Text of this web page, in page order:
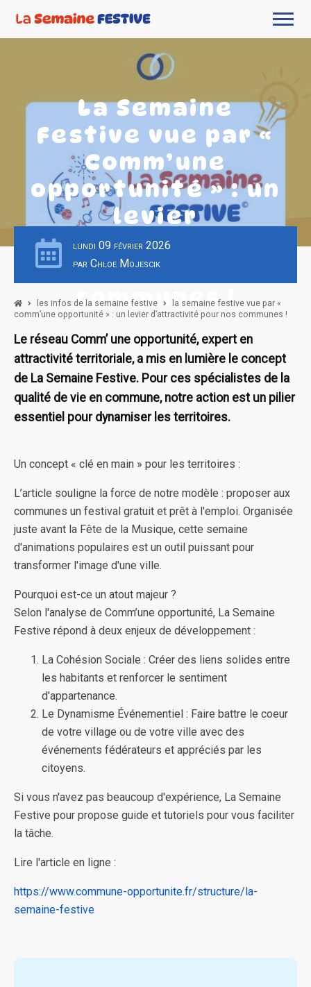
La Semaine
Festive vue par «
Comm’une
opportunité » : un
levier
d’attractivité
pour nos
communes !
lundi 09 février 2026
par Chloe Mojescik
les infos de la semaine festive
la semaine festive vue par «
comm’une opportunité » : un levier d’attractivité pour nos communes !
Le réseau Comm’ une opportunité, expert en
attractivité territoriale, a mis en lumière le concept
de La Semaine Festive. Pour ces spécialistes de la
qualité de vie en commune, notre action est un pilier
essentiel pour dynamiser les territoires.
Un concept « clé en main » pour les territoires :
L’article souligne la force de notre modèle : proposer aux
communes un festival gratuit et prêt à l'emploi. Organisée
juste avant la Fête de la Musique, cette semaine
d'animations populaires est un outil puissant pour
transformer l'image d'une ville.
Pourquoi est-ce un atout majeur ?
Selon l'analyse de Comm’une opportunité, La Semaine
Festive répond à deux enjeux de développement :
La Cohésion Sociale : Créer des liens solides entre
les habitants et renforcer le sentiment
d'appartenance.
Le Dynamisme Événementiel : Faire battre le coeur
de votre village ou de votre ville avec des
événements fédérateurs et appréciés par les
citoyens.
Si vous n'avez pas beaucoup d'expérience, La Semaine
Festive pour propose guide et tutoriels pour vous faciliter
la tâche.
Lire l'article en ligne :
https://www.commune-opportunite.fr/structure/la-
semaine-festive